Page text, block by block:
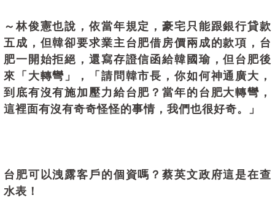
～林俊憲也說，依當年規定，豪宅只能跟銀行貸款
五成，但韓卻要求業主台肥借房價兩成的款項，台
肥一開始拒絕，還寫存證信函給韓國瑜，但台肥後
來「大轉彎」，「請問韓市長，你如何神通廣大，
到底有沒有施加壓力給台肥？當年的台肥大轉彎，
這裡面有沒有奇奇怪怪的事情，我們也很好奇。」
台肥可以洩露客戶的個資嗎？蔡英文政府這是在查
水表！